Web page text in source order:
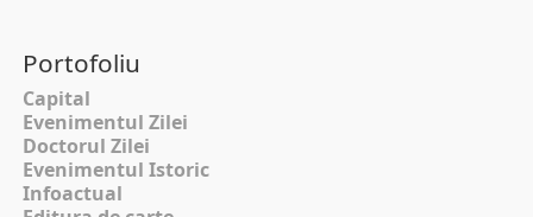
Portofoliu
Capital
Evenimentul Zilei
Doctorul Zilei
Evenimentul Istoric
Infoactual